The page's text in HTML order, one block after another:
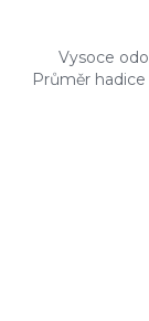
Vysoce
Průměr